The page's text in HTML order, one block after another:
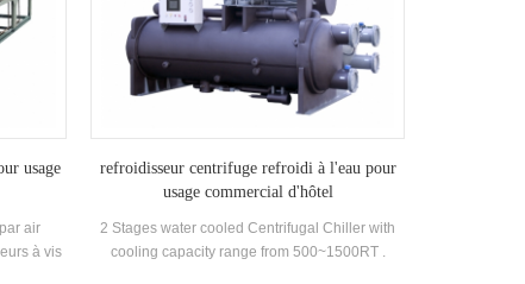
usage
air
à vis
refroidisseur centrifuge refroidi à l'eau pour
usage commercial d'hôtel
2 Stages water cooled Centrifugal Chiller with
cooling capacity range from 500~1500RT .